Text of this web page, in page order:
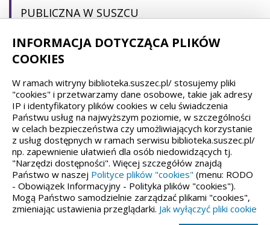
PUBLICZNA W SUSZCU
pl. Ogrodowa 22
43-267 Suszec
(32) 44 88 692
gbp@suszec.pl
gbpsuszec@gmail.com
Spełniamy standardy dostępności oraz W3C
INFORMACJA DOTYCZĄCA PLIKÓW
COOKIES
W ramach witryny biblioteka.suszec.pl/ stosujemy pliki
"cookies" i przetwarzamy dane osobowe, takie jak adresy
IP i identyfikatory plików cookies w celu świadczenia
Państwu usług na najwyższym poziomie, w szczególności
w celach bezpieczeństwa czy umożliwiających korzystanie
z usług dostępnych w ramach serwisu biblioteka.suszec.pl/
np. zapewnienie ułatwień dla osób niedowidzących tj.
"Narzędzi dostępności". Więcej szczegółów znajdą
Państwo w naszej Polityce plików "cookies" (menu: RODO
- Obowiązek Informacyjny - Polityka plików "cookies").
Mogą Państwo samodzielnie zarządzać plikami "cookies",
zmieniając ustawienia przeglądarki. Jak wyłączyć pliki cookie